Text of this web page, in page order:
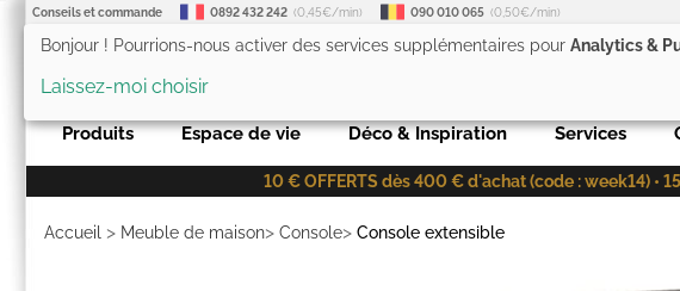
Conseils et commande 0892 432 242 (0,45€/min) 090 010 065 (0,50€/min)
Produits Espace de vie Déco & Inspiration Services
10 € OFFERTS dès 400 € d'achat (code : week14) •
Accueil > Meuble de maison> Console> Console extensible
Bonjour ! Pourrions-nous activer des services supplémentaires pour Analytics &
Laissez-moi choisir